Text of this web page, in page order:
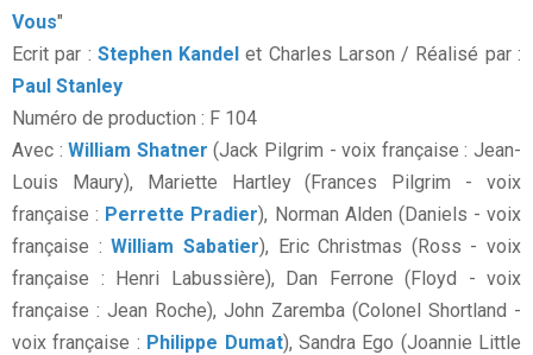
Vous"
Ecrit par : Stephen Kandel et Charles Larson / Réalisé par :
Paul Stanley
Numéro de production : F 104
Avec :William Shatner (Jack Pilgrim - voix française : Jean-
Louis Maury), Mariette Hartley (Frances Pilgrim - voix
française : Perrette Pradier), Norman Alden (Daniels - voix
française :William Sabatier), Eric Christmas (Ross - voix
française : Henri Labussière), Dan Ferrone (Floyd - voix
française : Jean Roche), John Zaremba (Colonel Shortland -
voix française : Philippe Dumat), Sandra Ego (Joannie Little